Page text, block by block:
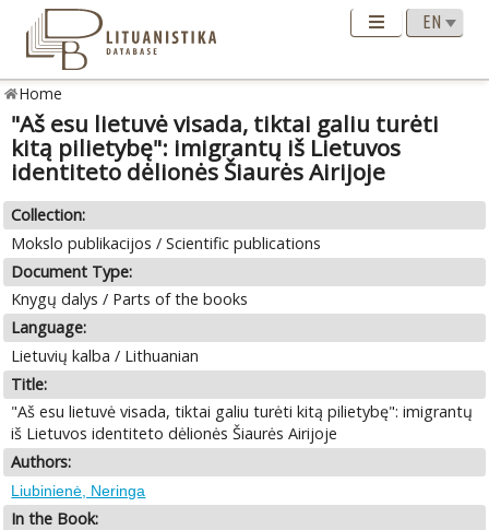
Home
"Aš esu lietuvė visada, tiktai galiu turėti
kitą pilietybę": imigrantų iš Lietuvos
identiteto dėlionės Šiaurės Airijoje
Collection:
Mokslo publikacijos / Scientific publications
Document Type:
Knygų dalys / Parts of the books
Language:
Lietuvių kalba / Lithuanian
Title:
"Aš esu lietuvė visada, tiktai galiu turėti kitą pilietybę": imigrantų
iš Lietuvos identiteto dėlionės Šiaurės Airijoje
Authors:
Liubinienė, Neringa
In the Book: